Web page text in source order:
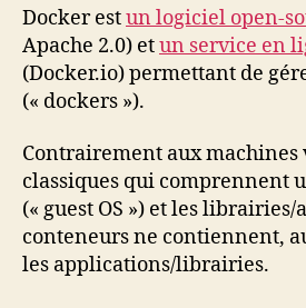
Docker estun logiciel open-
Apache 2.0) etun service en
(Docker.io) permettant de
(« dockers »).
Contrairement aux
classiques qui comprennent
(« guest OS ») et les
conteneurs ne contiennent,
les applications/librairies.